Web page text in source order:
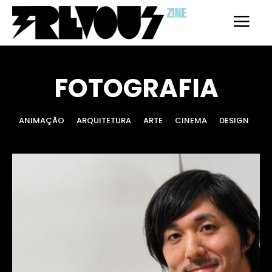
ZINE
FOTOGRAFIA
ANIMAÇÃO ARQUITETURA ARTE CINEMA DESIGN